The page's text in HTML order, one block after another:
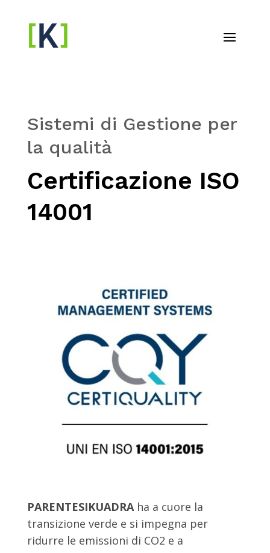
Sistemi di Gestione per
la qualità
Certificazione ISO
14001
PARENTESIKUADRAha a cuore la
transizione verde e si impegna per
ridurre le emissioni di CO2 e a